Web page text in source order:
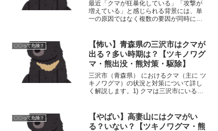
最近「クマが狂暴化している」「攻撃が
増えている」と感じられる背景には、単
一の原因ではなく複数の要因が同時に重
ぜ攻撃的に見えるのか」「どこまで確実
か（不確実性）」「個人・地...
〇〇って危険？
【怖い】青森県の三沢市はクマが
出る？多い時期は？【ツキノワグ
マ・熊出没・熊対策・駆除】
三沢市（青森県） におけるクマ（主に ツ
キノワグマ）の状況と対策について詳し
く解説します。1) クマは三沢市にいるの
主なポイント： 三沢市公式サイトに「サ
ル・クマ等の目...
〇〇って危険？
【やばい】高妻山にはクマがい
る？いない？【ツキノワグマ・熊